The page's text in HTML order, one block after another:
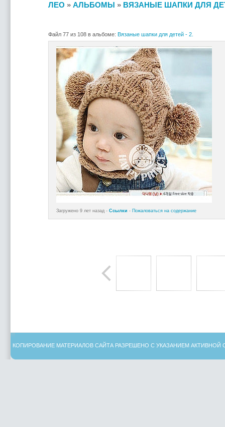
ЛЕО » АЛЬБОМЫ » ВЯЗАНЫЕ ШАПКИ ДЛЯ
Файл 77 из 108 в альбоме: Вязаные шапки для детей - 2.
Загружено 9 лет назад - Ссылки - Пожаловаться на содержание
КОПИРОВАНИЕ МАТЕРИАЛОВ САЙТА РАЗРЕШЕНО С УКАЗАНИЕМ АКТИВНОЙ